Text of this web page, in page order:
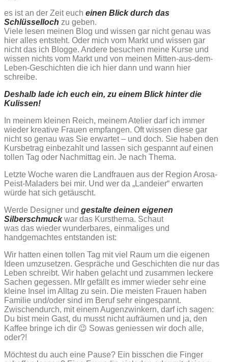
es ist an der Zeit euch einen Blick durch das
Schlüsselloch zu geben.
Viele lesen meinen Blog und wissen gar nicht genau was
hier alles entsteht. Oder mich vom Markt und wissen gar
nicht das ich Blogge. Andere besuchen meine Kurse und
wissen nichts vom Markt und von meinen Mitten-aus-dem-
Leben-Geschichten die ich hier dann und wann hier
schreibe.
Deshalb lade ich euch ein, zu einem Blick hinter die
Kulissen!
In meinem kleinen Reich, meinem Atelier darf ich immer
wieder kreative Frauen empfangen. Oft wissen diese gar
nicht so genau was Sie erwartet – und doch. Sie haben den
Kursbetrag einbezahlt und lassen sich gespannt auf einen
tollen Tag oder Nachmittag ein. Je nach Thema.
Letzte Woche waren die Landfrauen aus der Region Arosa-
Peist-Maladers bei mir. Und wer da „Landeier“ erwarten
würde hat sich getäuscht.
Werde Designer und gestalte deinen eigenen
Silberschmuckwar das Kursthema. Schaut
was das wieder wunderbares, einmaliges und
handgemachtes entstanden ist:
Wir hatten einen tollen Tag mit viel Raum um die eigenen
Ideen umzusetzen. Gespräche und Geschichten die nur das
Leben schreibt. Wir haben gelacht und zusammen leckere
Sachen gegessen. MIr gefällt es immer wieder sehr eine
kleine Insel im Alltag zu sein. Die meisten Frauen haben
Familie und/oder sind im Beruf sehr eingespannt.
Zwischendurch, mit einem Augenzwinkern, darf ich sagen:
Du bist mein Gast, du musst nicht aufräumen und ja, den
Kaffee bringe ich dir 😉 Sowas geniessen wir doch alle,
oder?!
Möchtest du auch eine Pause? Ein bisschen die Finger